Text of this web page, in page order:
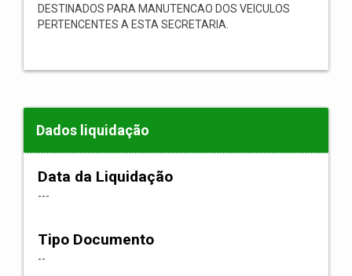
DESTINADOS PARA MANUTENCAO DOS VEICULOS
PERTENCENTES A ESTA SECRETARIA.
Dados liquidação
Data da Liquidação
---
Tipo Documento
--